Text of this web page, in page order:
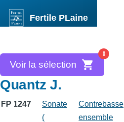
Fertile PLaine
0
Voir la sélection
Quantz J.
FP 1247
Sonate
(
Contrebasse
ensemble